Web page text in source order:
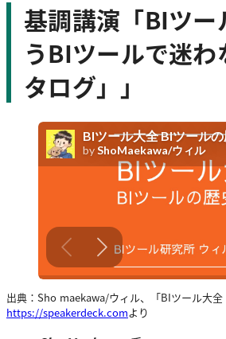
基調講演「BIツー
うBIツールで迷わ
タログ」」
出典：Sho maekawa/ウィル、「BIツール大全
https://speakerdeck.comより